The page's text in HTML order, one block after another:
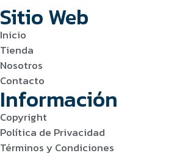
Sitio Web
Inicio
Tienda
Nosotros
Contacto
Información
Copyright
Política de Privacidad
Términos y Condiciones